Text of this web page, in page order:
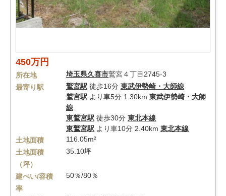
450万円
所在地 埼玉県久喜市鷲宮４丁目2745-3
最寄り駅
鷲宮駅 徒歩16分 東武伊勢崎・大師線
鷲宮駅 より車5分 1.30km 東武伊勢崎・大師
線
東鷲宮駅 徒歩30分 東北本線
東鷲宮駅 より車10分 2.40km 東北本線
土地面積
116.05m²
土地面積
（坪）
35.10坪
建ぺい/容積
率
50％/80％